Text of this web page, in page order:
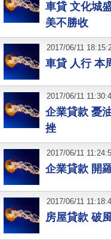
車貸 文化城
美不勝收
車貸 人行 本
2017/06/11
企業貸款 憂
挫
2017/06/11
企業貸款 開
2017/06/11
房屋貸款 破
2017/06/11